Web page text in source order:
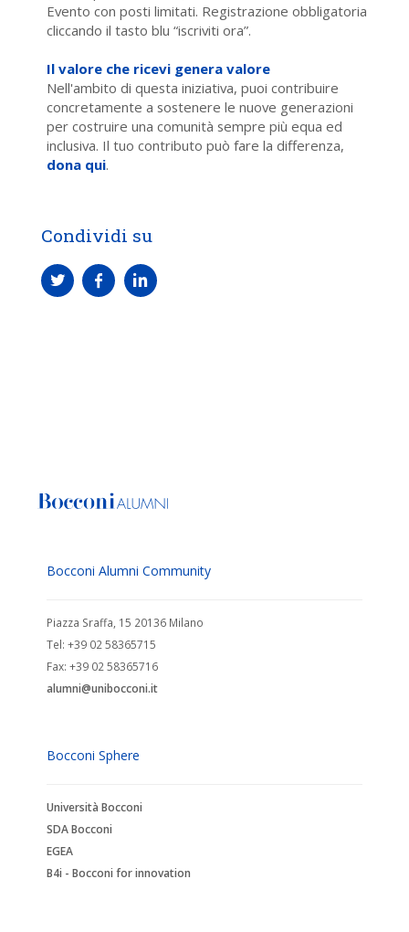
Evento con posti limitati. Registrazione obbligatoria
cliccando il tasto blu “iscriviti ora”.
Il valore che ricevi genera valore
Nell'ambito di questa iniziativa, puoi contribuire
concretamente a sostenere le nuove generazioni
per costruire una comunità sempre più equa ed
inclusiva. Il tuo contributo può fare la differenza,
dona qui.
Condividi su
Bocconi Alumni Community
Piazza Sraffa, 15 20136 Milano
Tel: +39 02 58365715
Fax: +39 02 58365716
alumni@unibocconi.it
Bocconi Sphere
Università Bocconi
SDA Bocconi
EGEA
B4i - Bocconi for innovation